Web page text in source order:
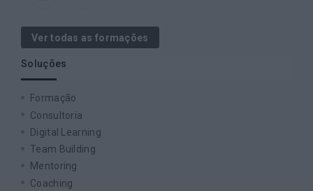
Ver todas as formações
Soluções
Formação
Consultoria
Digital Learning
Team Building
Mentoring
Coaching